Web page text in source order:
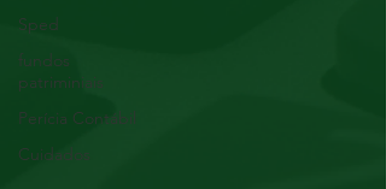
Sped
fundos
patriminiais
Perícia Contábil
Cuidados